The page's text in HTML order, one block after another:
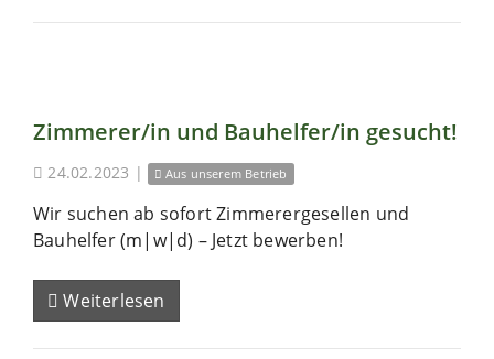
Zimmerer/in und Bauhelfer/in gesucht!
24.02.2023 | Aus unserem Betrieb
Wir suchen ab sofort Zimmerergesellen und
Bauhelfer (m|w|d) – Jetzt bewerben!
Weiterlesen